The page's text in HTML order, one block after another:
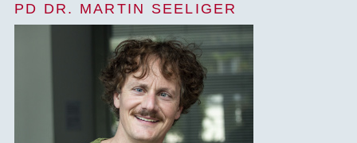
PD DR. MARTIN SEELIGER